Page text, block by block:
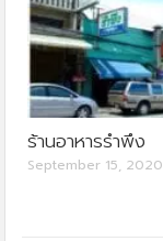
ร้านอาหารรำพึง
September 15, 2020